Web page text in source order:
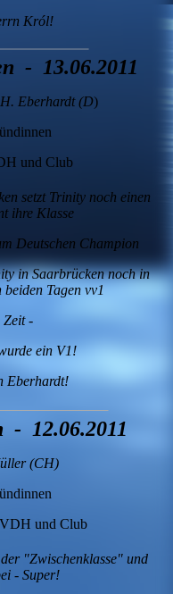
Król!
- 13.06.2011
Eberhardt (D)
und Club
setzt Trinity noch einen
ihre Klasse
Deutschen Champion
in Saarbrücken noch in
Tagen vv1
Zeit -
ein V1!
Eberhardt!
- 12.06.2011
(CH)
und Club
"Zwischenklasse" und
- Super!